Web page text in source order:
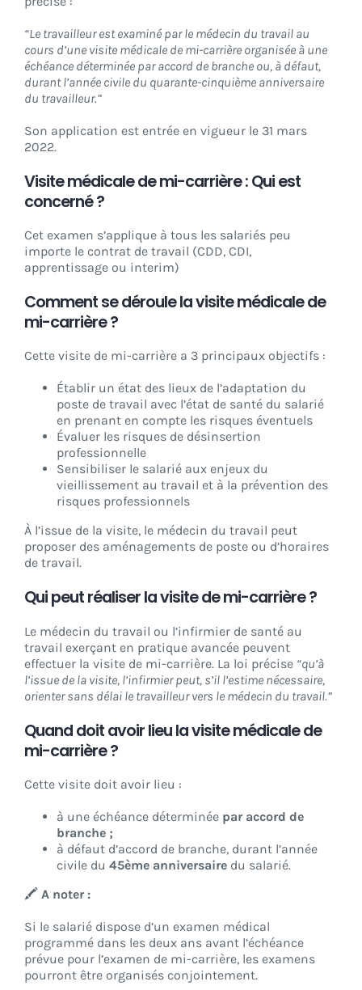
“Le travailleur est examiné par le médecin du travail au
cours d’une visite médicale de mi-carrière organisée à une
échéance déterminée par accord de branche ou, à défaut,
durant l’année civile du quarante-cinquième anniversaire
du travailleur.”
Son application est entrée en vigueur le 31 mars
2022.
Visite médicale de mi-carrière : Qui est
concerné ?
Cet examen s’applique à tous les salariés peu
importe le contrat de travail (CDD, CDI,
apprentissage ou interim)
Comment se déroule la visite médicale de
mi-carrière ?
Cette visite de mi-carrière a 3 principaux objectifs :
Établir un état des lieux de l’adaptation du
poste de travail avec l’état de santé du salarié
en prenant en compte les risques éventuels
Évaluer les risques de désinsertion
professionnelle
Sensibiliser le salarié aux enjeux du
vieillissement au travail et à la prévention des
risques professionnels
À l’issue de la visite, le médecin du travail peut
proposer des aménagements de poste ou d’horaires
de travail.
Qui peut réaliser la visite de mi-carrière ?
Le médecin du travail ou l’infirmier de santé au
travail exerçant en pratique avancée peuvent
effectuer la visite de mi-carrière. La loi précise “qu’à
l’issue de la visite, l’infirmier peut, s’il l’estime nécessaire,
orienter sans délai le travailleur vers le médecin du travail.”
Quand doit avoir lieu la visite médicale de
mi-carrière ?
Cette visite doit avoir lieu :
à une échéance déterminée par accord de
branche ;
à défaut d’accord de branche, durant l’année
civile du 45ème anniversaire du salarié.
🖍️ A noter :
Si le salarié dispose d’un examen médical
programmé dans les deux ans avant l’échéance
prévue pour l’examen de mi-carrière, les examens
pourront être organisés conjointement.